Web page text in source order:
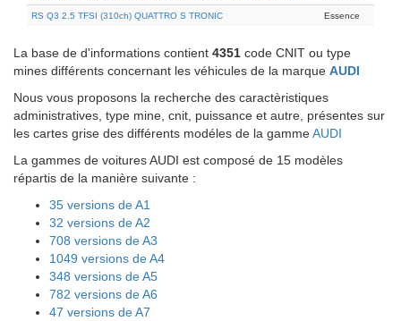
RS Q3 2.5 TFSI (310ch) QUATTRO S TRONIC Essence
La base de d'informations contient 4351 code CNIT ou type
mines différents concernant les véhicules de la marque AUDI
Nous vous proposons la recherche des caractèristiques
administratives, type mine, cnit, puissance et autre, présentes sur
les cartes grise des différents modéles de la gammeAUDI
La gammes de voitures AUDI est composé de 15 modèles
répartis de la manière suivante :
35 versions de A1
32 versions de A2
708 versions de A3
1049 versions de A4
348 versions de A5
782 versions de A6
47 versions de A7